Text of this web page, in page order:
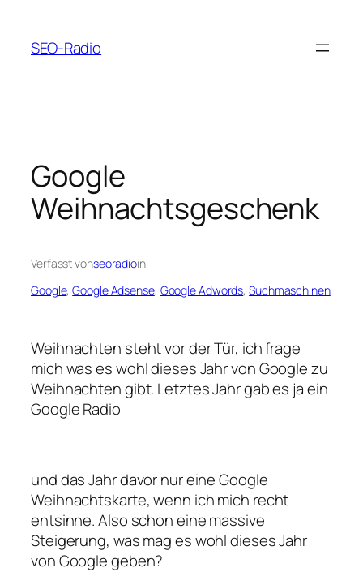
springen
SEO-Radio
Google
Weihnachtsgeschenk
Verfasst vonseoradioin
Google, Google Adsense, Google Adwords, Suchmaschinen
Weihnachten steht vor der Tür, ich frage
mich was es wohl dieses Jahr von Google zu
Weihnachten gibt. Letztes Jahr gab es ja ein
Google Radio
und das Jahr davor nur eine Google
Weihnachtskarte, wenn ich mich recht
entsinne. Also schon eine massive
Steigerung, was mag es wohl dieses Jahr
von Google geben?